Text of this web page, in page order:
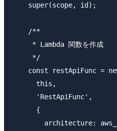
    super(scope, id);
    /**
     * Lambda 関数を作成
     */
const restApiFunc =
      this,
      'RestApiFunc',
      {
architecture: